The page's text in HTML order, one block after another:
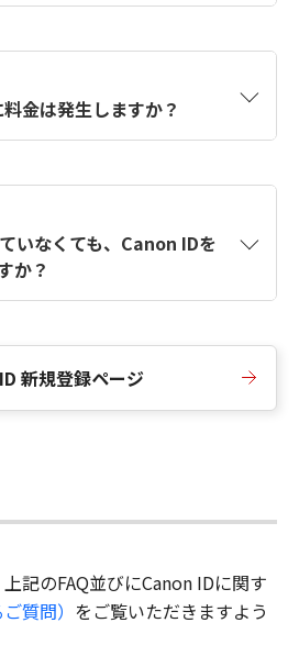
から取得します。アカウントを
ように、この情報を使用して
フォームを入力します。
金は発生しますか？
いなくても、Canon IDを
か？
新規登録ページ
記のFAQ並びにCanon IDに関す
質問） をご覧いただきますよう